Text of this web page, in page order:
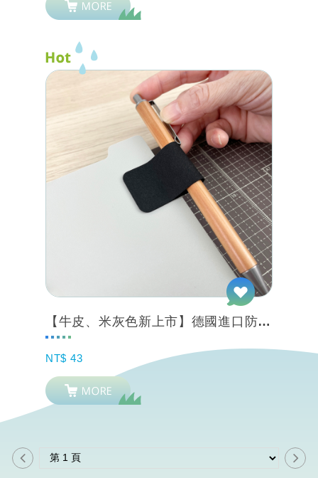
【牛皮、米灰色新上市】德國進口防水皮革紙製自黏筆套 3入組 手帳本/資料夾/電腦...
NT$ 43